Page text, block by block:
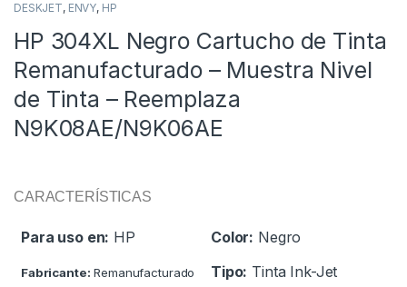
DESKJET, ENVY, HP
HP 304XL Negro Cartucho de Tinta
Remanufacturado – Muestra Nivel
de Tinta – Reemplaza
N9K08AE/N9K06AE
CARACTERÍSTICAS
Para uso en: HP Color: Negro
Fabricante: Remanufacturado Tipo: Tinta Ink-Jet